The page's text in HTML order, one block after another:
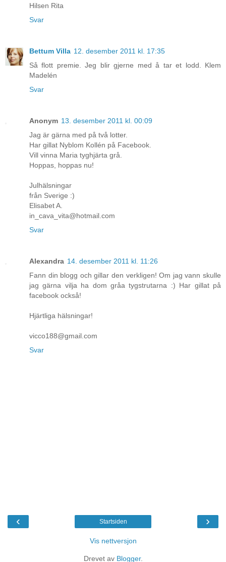
Hilsen Rita
Svar
Bettum Villa 12. desember 2011 kl. 17:35
Så flott premie. Jeg blir gjerne med å tar et lodd. Klem
Madelén
Svar
Anonym 13. desember 2011 kl. 00:09
Jag är gärna med på två lotter.
Har gillat Nyblom Kollén på Facebook.
Vill vinna Maria tyghjärta grå.
Hoppas, hoppas nu!
Julhälsningar
från Sverige :)
Elisabet A.
in_cava_vita@hotmail.com
Svar
Alexandra 14. desember 2011 kl. 11:26
Fann din blogg och gillar den verkligen! Om jag vann skulle
jag gärna vilja ha dom gråa tygstrutarna :) Har gillat på
facebook också!
Hjärtliga hälsningar!
vicco188@gmail.com
Svar
‹ ›
Startsiden
Vis nettversjon
Drevet av Blogger.